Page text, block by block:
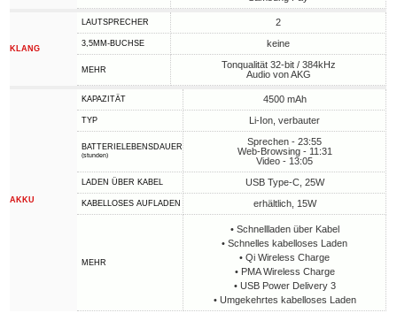
KLANG
LAUTSPRECHER 2
3,5MM-BUCHSE keine
MEHR
Tonqualität 32-bit / 384kHz
Audio von AKG
AKKU
KAPAZITÄT 4500 mAh
TYP Li-Ion, verbauter
BATTERIELEBENSDAUER
(stunden)
Sprechen - 23:55
Web-Browsing - 11:31
Video - 13:05
LADEN ÜBER KABEL USB Type-C, 25W
KABELLOSES AUFLADEN erhältlich, 15W
MEHR
• Schnellladen über Kabel
• Schnelles kabelloses Laden
• Qi Wireless Charge
• PMA Wireless Charge
• USB Power Delivery 3
• Umgekehrtes kabelloses Laden